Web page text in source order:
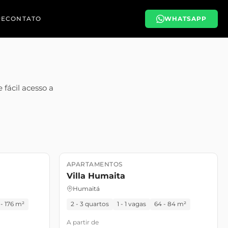
CONTATO WHATSAPP
acesso a
176 m²
Lançamento Pronto para morar
APARTAMENTOS
Villa Humaita
Humaitá
2 - 3 quartos 1 - 1 vagas 64 - 84 m²
A partir de